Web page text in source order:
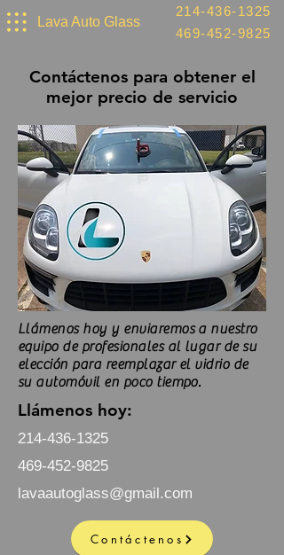
Lava Auto Glass
214-436-1325
469-452-9825
Contáctenos para obtener el
mejor precio de servicio
Llámenos hoy y enviaremos a nuestro
equipo de profesionales al lugar de su
elección para reemplazar el vidrio de
su automóvil en poco tiempo.
Llámenos hoy:
214-436-1325
469-452-9825
lavaautoglass@gmail.com
Contáctenos